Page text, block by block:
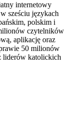
internetowy
sześciu językach
polskim i
czytelników
aplikację oraz
50 milionów
liderów katolickich